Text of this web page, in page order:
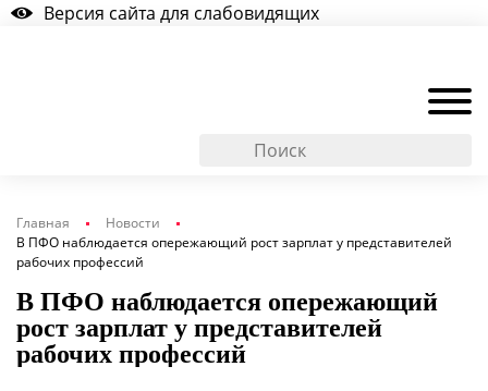
Версия сайта для слабовидящих
Главная
Новости
В ПФО наблюдается опережающий рост зарплат у представителей
рабочих профессий
В ПФО наблюдается опережающий
рост зарплат у представителей
рабочих профессий